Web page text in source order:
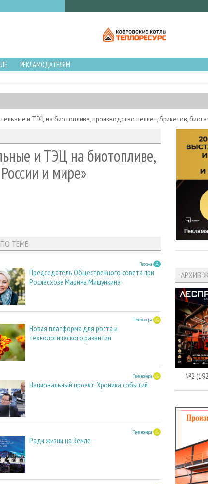
РЕКЛАМОДАТЕЛЯМ
и ТЭЦ на биотопливе, производство пеллет, брикетов,
и ТЭЦ на биотопливе,
и мире»
ТЕМЕ
Персона
Председатель Общественного совета при
Рослесхозе Марина Мишункина
Тема номера
Новая платформа для роста и
технологического развития
Тема номера
Национальный проект. Хроника событий
Тема номера
Ради жизни на Земле
АРХИВ
№2